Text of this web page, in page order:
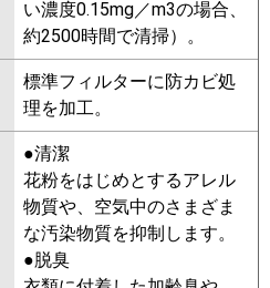
い濃度0.15mg／m3の場合、
約2500時間で清掃）。
標準フィルターに防カビ処
理を加工。
●清潔
花粉をはじめとするアレル
物質や、空気中のさまざま
な汚染物質を抑制します。
●脱臭